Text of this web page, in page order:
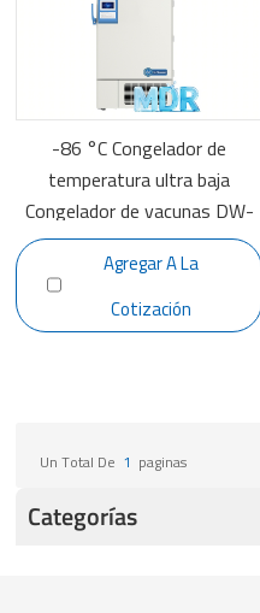
-86 °C Congelador de
temperatura ultra baja
Congelador de vacunas DW-
HL678HC
Agregar A La
Cotización
Un Total De 1 Paginas
Categorías